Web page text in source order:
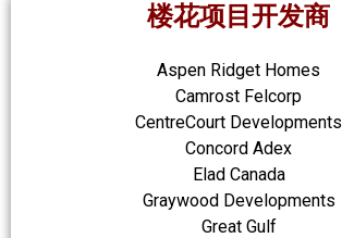
楼花项目开发商
Aspen Ridget Homes
Camrost Felcorp
CentreCourt Developments
Concord Adex
Elad Canada
Graywood Developments
Great Gulf